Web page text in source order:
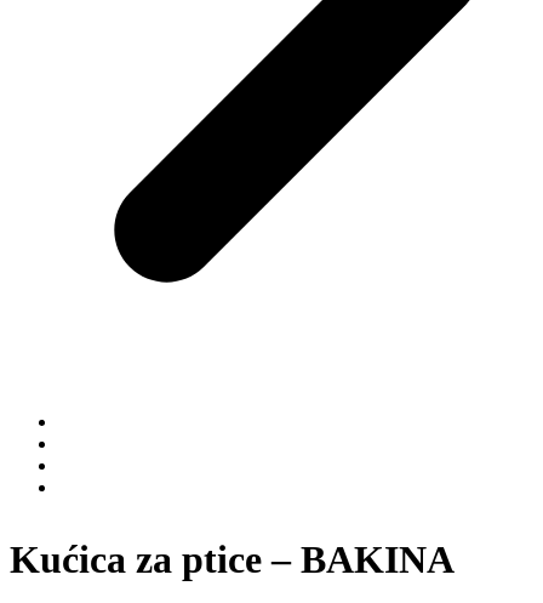
Kućica za ptice – BAKINA